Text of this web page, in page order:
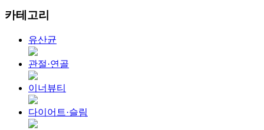
카테고리
유산균
관절·연골
이너뷰티
다이어트·슬림